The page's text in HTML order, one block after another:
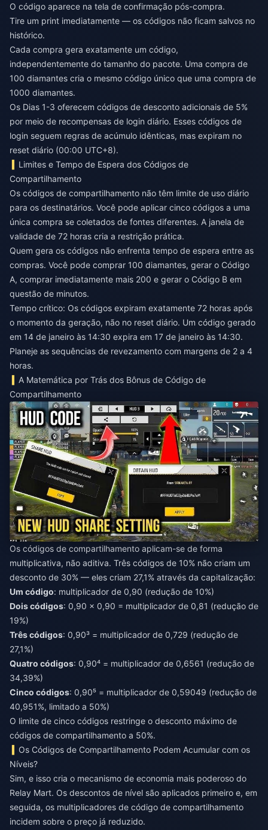
O código aparece na tela de confirmação pós-compra.
Tire um print imediatamente — os códigos não ficam salvos no
histórico.
Cada compra gera exatamente um código,
independentemente do tamanho do pacote. Uma compra de
100 diamantes cria o mesmo código único que uma compra de
1000 diamantes.
Os Dias 1-3 oferecem códigos de desconto adicionais de 5%
por meio de recompensas de login diário. Esses códigos de
login seguem regras de acúmulo idênticas, mas expiram no
reset diário (00:00 UTC+8).
Limites e Tempo de Espera dos Códigos de
Compartilhamento
Os códigos de compartilhamento não têm limite de uso diário
para os destinatários. Você pode aplicar cinco códigos a uma
única compra se coletados de fontes diferentes. A janela de
validade de 72 horas cria a restrição prática.
Quem gera os códigos não enfrenta tempo de espera entre as
compras. Você pode comprar 100 diamantes, gerar o Código
A, comprar imediatamente mais 200 e gerar o Código B em
questão de minutos.
Tempo crítico: Os códigos expiram exatamente 72 horas após
o momento da geração, não no reset diário. Um código gerado
em 14 de janeiro às 14:30 expira em 17 de janeiro às 14:30.
Planeje as sequências de revezamento com margens de 2 a 4
horas.
A Matemática por Trás dos Bônus de Código de
Compartilhamento
Os códigos de compartilhamento aplicam-se de forma
multiplicativa, não aditiva. Três códigos de 10% não criam um
desconto de 30% — eles criam 27,1% através da capitalização:
Um código: multiplicador de 0,90 (redução de 10%)
Dois códigos: 0,90 × 0,90 = multiplicador de 0,81 (redução de
19%)
Três códigos: 0,90³ = multiplicador de 0,729 (redução de
27,1%)
Quatro códigos: 0,90⁴ = multiplicador de 0,6561 (redução de
34,39%)
Cinco códigos: 0,90⁵ = multiplicador de 0,59049 (redução de
40,951%, limitado a 50%)
O limite de cinco códigos restringe o desconto máximo de
códigos de compartilhamento a 50%.
Os Códigos de Compartilhamento Podem Acumular com os
Níveis?
Sim, e isso cria o mecanismo de economia mais poderoso do
Relay Mart. Os descontos de nível são aplicados primeiro e, em
seguida, os multiplicadores de código de compartilhamento
incidem sobre o preço já reduzido.